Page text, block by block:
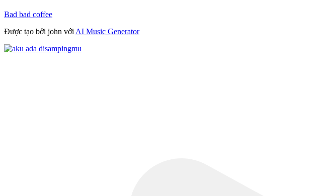
Bad bad coffee
Được tạo bởi john với AI Music Generator